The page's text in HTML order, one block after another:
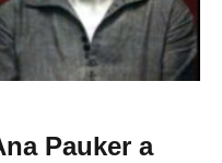
Pauker a